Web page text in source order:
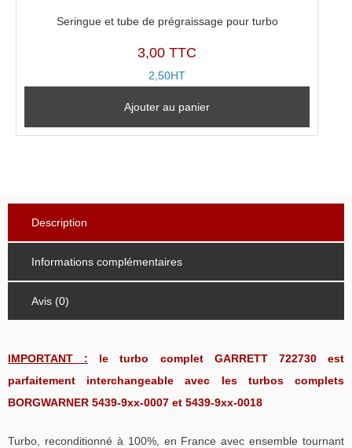
Seringue et tube de prégraissage pour turbo
3,00 TTC
2,50HT
Ajouter au panier
Description
Informations complémentaires
Avis (0)
IMPORTANT : le turbo complet GARRETT 722730 est
parfaitement interchangeable avec les turbos complets
BORGWARNER 5439-9xx-0007 et 5439-9xx-0018
Turbo, reconditionné à 100%, en France avec ensemble tournant